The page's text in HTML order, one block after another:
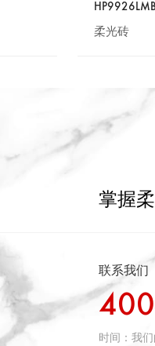
柔光砖
掌握
联系我们
时间： 我